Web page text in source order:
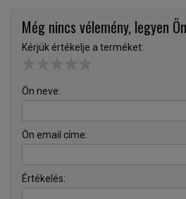
Még nincs vélemény, legyen
Kérjük értékelje a terméket:
Ön neve:
Ön email címe:
Értékelés: